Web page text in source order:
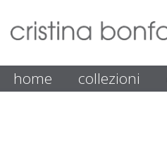
home collezioni